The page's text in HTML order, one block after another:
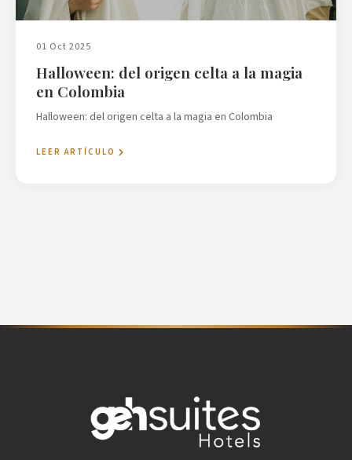
01 Oct 2025
Halloween: del origen celta a la magia
en Colombia
Halloween: del origen celta a la magia en Colombia
LEER ARTÍCULO